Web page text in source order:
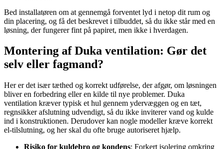
Bed installatøren om at gennemgå forventet lyd i netop dit rum og
din placering, og få det beskrevet i tilbuddet, så du ikke står med en
løsning, der fungerer fint på papiret, men ikke i hverdagen.
Montering af Duka ventilation: Gør det
selv eller fagmand?
Her er det især tæthed og korrekt udførelse, der afgør, om løsningen
bliver en forbedring eller en kilde til nye problemer. Duka
ventilation kræver typisk et hul gennem ydervæggen og en tæt,
regnsikker afslutning udvendigt, så du ikke inviterer vand og kulde
ind i konstruktionen. Derudover kan nogle modeller kræve korrekt
el-tilslutning, og her skal du ofte bruge autoriseret hjælp.
Risiko for kuldebro og kondens: Forkert isolering omkring